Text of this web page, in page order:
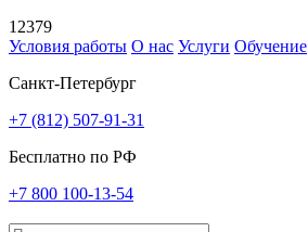
12379
Условия работы О нас Услуги Обучение
Санкт-Петербург
+7 (812) 507-91-31
Бесплатно по РФ
+7 800 100-13-54